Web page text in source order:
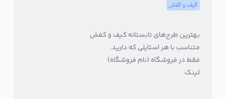
کیف و کفش
بهترین طرح‌های تابستانه کیف و کفش
متناسب با هر استایلی که دارید.
فقط در فروشگاه (نام فروشگاه)
لینک